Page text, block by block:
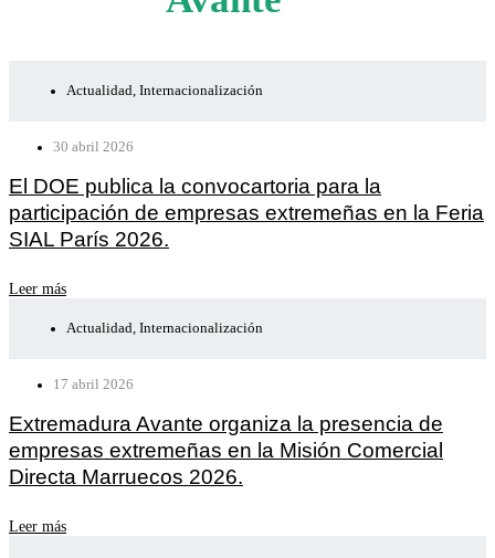
Actualidad, Internacionalización
30 abril 2026
El DOE publica la convocartoria para la
participación de empresas extremeñas en la Feria
SIAL París 2026.
Leer más
Actualidad, Internacionalización
17 abril 2026
Extremadura Avante organiza la presencia de
empresas extremeñas en la Misión Comercial
Directa Marruecos 2026.
Leer más